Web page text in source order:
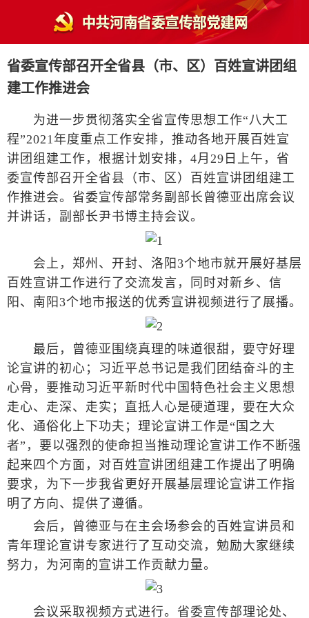
省委宣传部召开全省县（市、区）百姓宣讲团组
建工作推进会
为进一步贯彻落实全省宣传思想工作“八大工
程”2021年度重点工作安排，推动各地开展百姓宣
讲团组建工作，根据计划安排，4月29日上午，省
委宣传部召开全省县（市、区）百姓宣讲团组建工
作推进会。省委宣传部常务副部长曾德亚出席会议
并讲话，副部长尹书博主持会议。
会上，郑州、开封、洛阳3个地市就开展好基层
百姓宣讲工作进行了交流发言，同时对新乡、信
阳、南阳3个地市报送的优秀宣讲视频进行了展播。
最后，曾德亚围绕真理的味道很甜，要守好理
论宣讲的初心；习近平总书记是我们团结奋斗的主
心骨，要推动习近平新时代中国特色社会主义思想
走心、走深、走实；直抵人心是硬道理，要在大众
化、通俗化上下功夫；理论宣讲工作是“国之大
者”，要以强烈的使命担当推动理论宣讲工作不断强
起来四个方面，对百姓宣讲团组建工作提出了明确
要求，为下一步我省更好开展基层理论宣讲工作指
明了方向、提供了遵循。
会后，曾德亚与在主会场参会的百姓宣讲员和
青年理论宣讲专家进行了互动交流，勉励大家继续
努力，为河南的宣讲工作贡献力量。
会议采取视频方式进行。省委宣传部理论处、